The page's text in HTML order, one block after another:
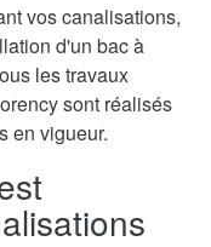
vos canalisations,
d'un bac à
les travaux
sont réalisés
en vigueur.